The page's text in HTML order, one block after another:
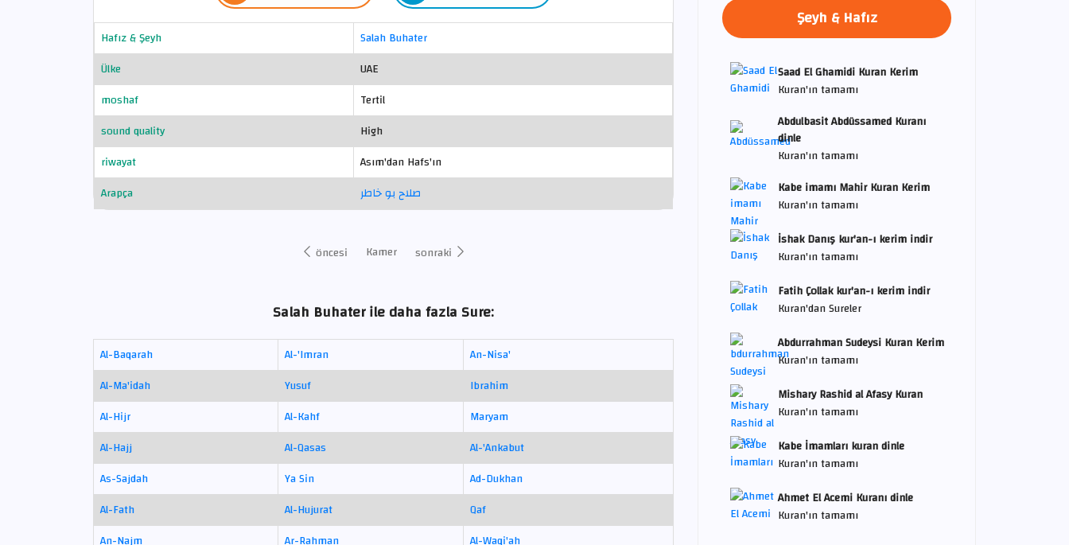
Hafız & Şeyh
Salah Buhater
Ülke
UAE
moshaf
Tertil
sound quality
High
riwayat
Asım'dan Hafs'ın
Arapça
صلاح بو خاطر
öncesi Kamer sonraki
Salah Buhater ile daha fazla Sure:
Al-Baqarah Al-'Imran
An-Nisa'
Al-Ma'idah
Yusuf
Ibrahim
Al-Hijr
Al-Kahf
Maryam
Al-Hajj
Al-Qasas
Al-'Ankabut
As-Sajdah
Ya Sin
Ad-Dukhan
Al-Fath
Al-Hujurat
Qaf
Şeyh & Hafız
Saad El Ghamidi Kuran Kerim
Kuran'ın tamamı
Abdulbasit Abdüssamed Kuranı
dinle
Kuran'ın tamamı
Kabe imamı Mahir Kuran Kerim
Kuran'ın tamamı
İshak Danış kur'an-ı kerim indir
Kuran'ın tamamı
Fatih Çollak kur'an-ı kerim indir
Kuran'dan Sureler
Abdurrahman Sudeysi Kuran Kerim
Kuran'ın tamamı
Mishary Rashid al Afasy Kuran
Kuran'ın tamamı
Kabe İmamları kuran dinle
Kuran'ın tamamı
Ahmet El Acemi Kuranı dinle
Kuran'ın tamamı